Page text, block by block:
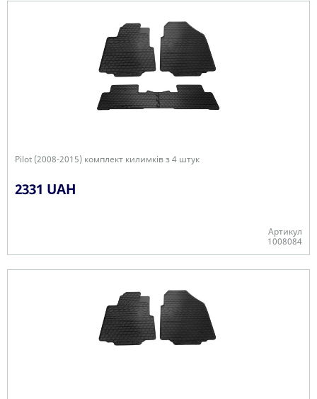
Pilot (2008-2015) комплект килимків з 4 штук
2331 UAH
Артикул
1008084